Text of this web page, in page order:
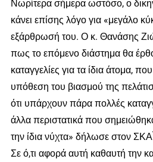
Νωρίτερα σήμερα ωστόσο, ο
κάνει επίσης λόγο για «μεγάλο
εξάρθρωσή του. Ο κ. Θανάσης
πως το επόμενο διάστημα θα
καταγγελίες για τα ίδια άτομα,
υπόθεση του βιασμού της
ότι υπάρχουν πάρα πολλές
άλλα περιστατικά που
την ίδια νύχτα» δήλωσε στον
Σε ό,τι αφορά αυτή καθαυτή την